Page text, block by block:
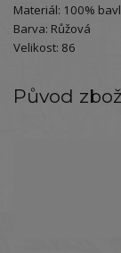
Materiál: 100%
Barva: Růžová
Velikost: 86
Původ